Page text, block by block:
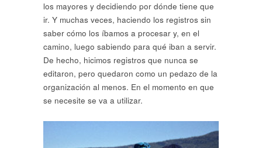
los mayores y decidiendo por dónde tiene que
ir. Y muchas veces, haciendo los registros sin
saber cómo los íbamos a procesar y, en el
camino, luego sabiendo para qué iban a servir.
De hecho, hicimos registros que nunca se
editaron, pero quedaron como un pedazo de la
organización al menos. En el momento en que
se necesite se va a utilizar.